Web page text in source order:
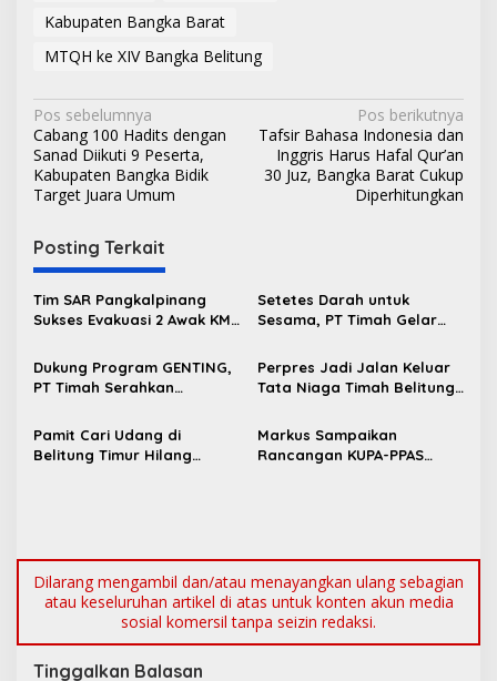
Kabupaten Bangka Barat
MTQH ke XIV Bangka Belitung
N
a
v
g
a
s
p
o
s
Pos sebelumnya
Cabang 100 Hadits dengan
Sanad Diikuti 9 Peserta,
Kabupaten Bangka Bidik
Target Juara Umum
Pos berikutnya
Tafsir Bahasa Indonesia dan
Inggris Harus Hafal Qur’an
30 Juz, Bangka Barat Cukup
Diperhitungkan
Posting Terkait
Tim SAR Pangkalpinang
Sukses Evakuasi 2 Awak KM
Pantai Pukan
Setetes Darah untuk
Sesama, PT Timah Gelar
Jakarta
Dukung Program GENTING,
PT Timah Serahkan
untuk Cegah Stunting
Perpres Jadi Jalan Keluar
Tata Niaga Timah Belitung,
Masyarakat Bersabar
Pamit Cari Udang di
Belitung Timur Hilang
Markus Sampaikan
Rancangan KUPA-PPAS
Dilarang mengambil dan/atau menayangkan ulang sebagian
atau keseluruhan artikel di atas untuk konten akun media
sosial komersil tanpa seizin redaksi.
Tinggalkan Balasan